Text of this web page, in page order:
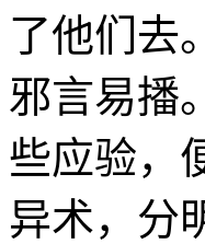
了他们去
邪言易播
些应验，
异术，分